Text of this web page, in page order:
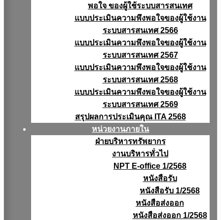
พอใจ ของผู้ใช้ระบบสารสนเทศ
แบบประเมินความพึงพอใจของผู้ใช้งาน
ระบบสารสนเทศ 2566
แบบประเมินความพึงพอใจของผู้ใช้งาน
ระบบสารสนเทศ 2567
แบบประเมินความพึงพอใจของผู้ใช้งาน
ระบบสารสนเทศ 2568
แบบประเมินความพึงพอใจของผู้ใช้งาน
ระบบสารสนเทศ 2569
สรุปผลการประเมินคุณ ITA 2568
หน่วยงานภายใน
ฝ่ายบริหารทรัพยากร
งานบริหารทั่วไป
NPT E-office 1/2568
หนังสือรับ
หนังสือรับ 1/2568
หนังสือส่งออก
หนังสือส่งออก 1/2568